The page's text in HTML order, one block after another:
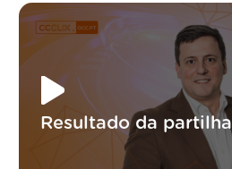
Resultado da partilha